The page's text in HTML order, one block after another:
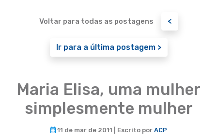
Voltar para todas as postagens <
Ir para a última postagem >
Maria Elisa, uma mulher
simplesmente mulher
11 de mar de 2011 | Escrito por ACP